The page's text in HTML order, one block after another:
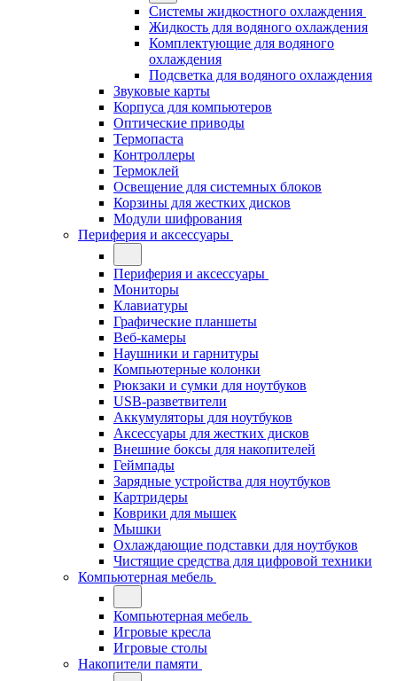
Системы жидкостного охлаждения
Жидкость для водяного охлаждения
Комплектующие для водяного
охлаждения
Подсветка для водяного охлаждения
Звуковые карты
Корпуса для компьютеров
Оптические приводы
Термопаста
Контроллеры
Термоклей
Освещение для системных блоков
Корзины для жестких дисков
Модули шифрования
Периферия и аксессуары
Периферия и аксессуары
Мониторы
Клавиатуры
Графические планшеты
Веб-камеры
Наушники и гарнитуры
Компьютерные колонки
Рюкзаки и сумки для ноутбуков
USB-разветвители
Аккумуляторы для ноутбуков
Аксессуары для жестких дисков
Внешние боксы для накопителей
Геймпады
Зарядные устройства для ноутбуков
Картридеры
Коврики для мышек
Мышки
Охлаждающие подставки для ноутбуков
Чистящие средства для цифровой техники
Компьютерная мебель
Компьютерная мебель
Игровые кресла
Игровые столы
Накопители памяти